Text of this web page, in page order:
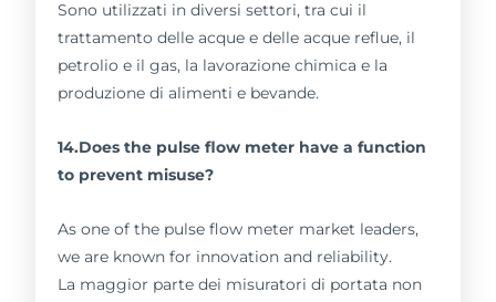
Sono utilizzati in diversi settori, tra cui il
trattamento delle acque e delle acque reflue, il
petrolio e il gas, la lavorazione chimica e la
produzione di alimenti e bevande.
14.Does the pulse flow meter have a function
to prevent misuse?
As one of the pulse flow meter market leaders,
we are known for innovation and reliability.
La maggior parte dei misuratori di portata non